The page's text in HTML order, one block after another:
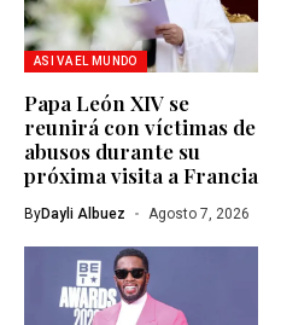
ASI VA EL MUNDO
Papa León XIV se
reunirá con víctimas de
abusos durante su
próxima visita a Francia
ByDayli Albuez Agosto 7, 2026